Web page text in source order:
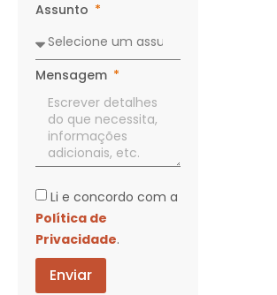
Assunto
Mensagem
Li e concordo com a
Política de
Privacidade.
Enviar